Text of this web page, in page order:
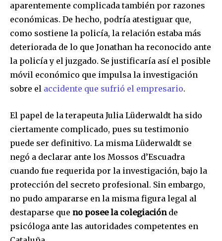
aparentemente complicada también por razones
económicas. De hecho, podría atestiguar que,
como sostiene la policía, la relación estaba más
deteriorada de lo que Jonathan ha reconocido ante
la policía y el juzgado. Se justificaría así el posible
móvil económico que impulsa la investigación
sobre el accidente que sufrió el empresario.
El papel de la terapeuta Julia Lüderwaldt ha sido
ciertamente complicado, pues su testimonio
puede ser definitivo. La misma Lüderwaldt se
negó a declarar ante los Mossos d’Escuadra
cuando fue requerida por la investigación, bajo la
protección del secreto profesional. Sin embargo,
no pudo ampararse en la misma figura legal al
destaparse que no posee la colegiaciónde
psicóloga ante las autoridades competentes en